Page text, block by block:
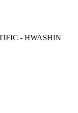
- HWASHIN